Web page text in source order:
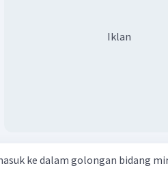
masih kurang paham 🙏🏻Iklan
ke dalam golongan bidang